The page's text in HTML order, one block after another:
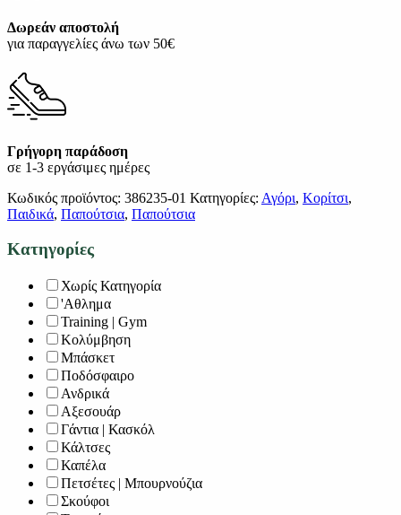
Δωρεάν αποστολή
για παραγγελίες άνω των 50€
Γρήγορη παράδοση
σε 1-3 εργάσιμες ημέρες
Κωδικός προϊόντος: 386235-01 Κατηγορίες: Αγόρι, Κορίτσι,
Παιδικά, Παπούτσια, Παπούτσια
Κατηγορίες
Χωρίς Κατηγορία
'Αθλημα
Training | Gym
Κολύμβηση
Μπάσκετ
Ποδόσφαιρο
Ανδρικά
Αξεσουάρ
Γάντια | Κασκόλ
Κάλτσες
Καπέλα
Πετσέτες | Μπουρνούζια
Σκούφοι